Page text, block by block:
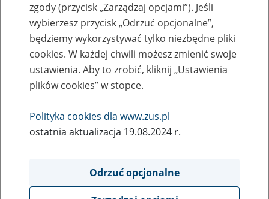
Zaproś ZUS do siebie - zakładanie profili
eZUS w siedzibie Twojej firmy
Rodzaj wydarzenia
Szkolenia
obsługa klientów
zgody (przycisk „Zarządzaj opcjami”). Jeśli
wybierzesz przycisk „Odrzuć opcjonalne”,
będziemy wykorzystywać tylko niezbędne pliki
cookies. W każdej chwili możesz zmienić swoje
ustawienia. Aby to zrobić, kliknij „Ustawienia
plików cookies” w stopce.
Polityka cookies dla www.zus.pl
ostatnia aktualizacja 19.08.2024 r.
Odrzuć opcjonalne